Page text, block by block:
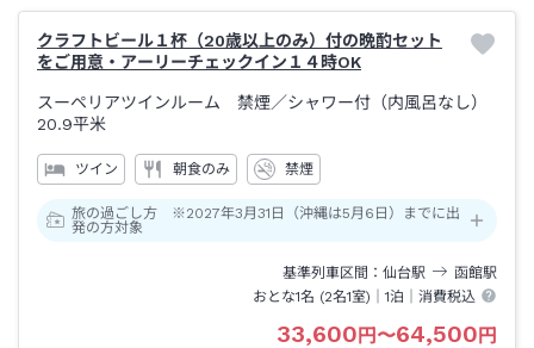
クラフトビール１杯（20歳以上のみ）付の晩酌セット
をご用意・アーリーチェックイン１４時OK
スーペリアツインルーム 禁煙／シャワー付（内風呂なし）
20.9平米
ツイン 朝食のみ 禁煙
旅の過ごし方 ※2027年3月31日（沖縄は5月6日）までに出
発の方対象
基準列車区間 仙台駅 函館駅
おとな1名 (2名1室)｜1泊 ｜消費税込
33,600円〜64,500円